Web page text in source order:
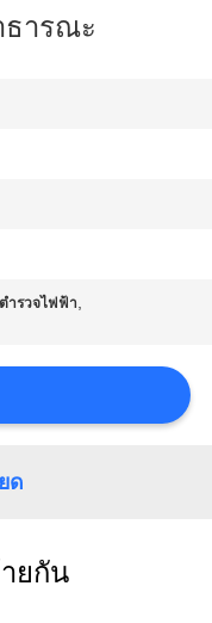
ธารณะ
ำรวจไฟฟ้า,
ด
ยกัน